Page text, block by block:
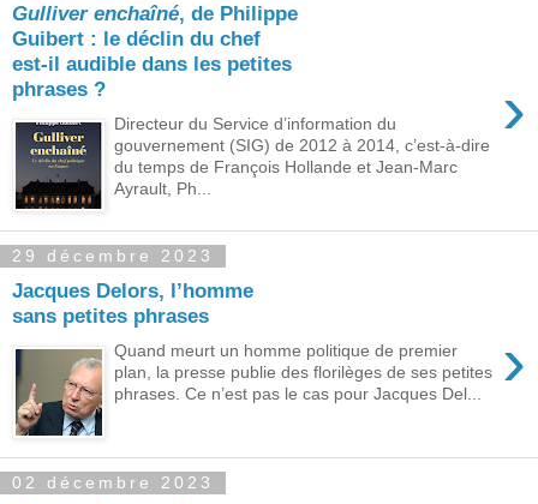
Gulliver enchaîné, de Philippe
Guibert : le déclin du chef
est-il audible dans les petites
phrases ?
›
Directeur du Service d’information du
gouvernement (SIG) de 2012 à 2014, c’est-à-dire
du temps de François Hollande et Jean-Marc
Ayrault, Ph...
29 décembre 2023
Jacques Delors, l’homme
sans petites phrases
›
Quand meurt un homme politique de premier
plan, la presse publie des florilèges de ses petites
phrases. Ce n’est pas le cas pour Jacques Del...
02 décembre 2023